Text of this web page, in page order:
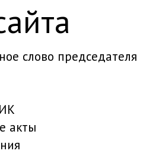
слово председателя
акты